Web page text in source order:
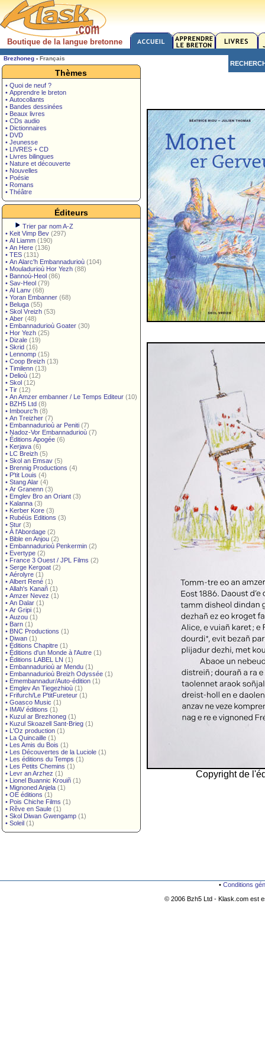
Boutique de la langue bretonne
Brezhoneg - Français
Thèmes
• Quoi de neuf ?
• Apprendre le breton
• Autocollants
• Bandes dessinées
• Beaux livres
• CDs audio
• Dictionnaires
• DVD
• Jeunesse
• LIVRES + CD
• Livres bilingues
• Nature et découverte
• Nouvelles
• Poésie
• Romans
• Théâtre
Éditeurs
Trier par nom A-Z
• Keit Vimp Bev (297)
• Al Liamm (190)
• An Here (136)
• TES (131)
• An Alarc'h Embannadurioù (104)
• Mouladurioù Hor Yezh (88)
• Bannoù-Heol (86)
• Sav-Heol (79)
• Al Lanv (68)
• Yoran Embanner (68)
• Beluga (55)
• Skol Vreizh (53)
• Aber (48)
• Embannadurioù Goater (30)
• Hor Yezh (25)
• Dizale (19)
• Skrid (16)
• Lennomp (15)
• Coop Breizh (13)
• Timilenn (13)
• Delioù (12)
• Skol (12)
• Tir (12)
• An Amzer embanner / Le Temps Editeur (10)
• BZH5 Ltd (8)
• Imbourc'h (8)
• An Treizher (7)
• Embannadurioù ar Peniti (7)
• Nadoz-Vor Embannadurioù (7)
• Éditions Apogée (6)
• Kerjava (6)
• LC Breizh (5)
• Skol an Emsav (5)
• Brennig Productions (4)
• P'tit Louis (4)
• Stang Alar (4)
• Ar Granenn (3)
• Emglev Bro an Oriant (3)
• Kalanna (3)
• Kerber Kore (3)
• Rubéüs Editions (3)
• Stur (3)
• À l'Abordage (2)
• Bible en Anjou (2)
• Embannadurioù Penkermin (2)
• Evertype (2)
• France 3 Ouest / JPL Films (2)
• Serge Kergoat (2)
• Aérolyre (1)
• Albert René (1)
• Allah's Kanañ (1)
• Amzer Nevez (1)
• An Dalar (1)
• Ar Gripi (1)
• Auzou (1)
• Barn (1)
• BNC Productions (1)
• Diwan (1)
• Éditions Chapitre (1)
• Éditions d'un Monde à l'Autre (1)
• Éditions LABEL LN (1)
• Embannadurioù ar Mendu (1)
• Embannadurioù Breizh Odyssée (1)
• Emembannadur/Auto-édition (1)
• Emglev An Tiegezhioù (1)
• Frifurch/Le P'titFureteur (1)
• Goasco Music (1)
• IMAV éditions (1)
• Kuzul ar Brezhoneg (1)
• Kuzul Skoazell Sant-Brieg (1)
• L'Oz production (1)
• La Quincaille (1)
• Les Amis du Bois (1)
• Les Découvertes de la Luciole (1)
• Les éditions du Temps (1)
• Les Petits Chemins (1)
• Levr an Arzhez (1)
• Lionel Buannic Krouiñ (1)
• Mignoned Anjela (1)
• OE éditions (1)
• Pois Chiche Films (1)
• Rêve en Saule (1)
• Skol Diwan Gwengamp (1)
• Soleil (1)
Copyright de
•Conditions
© 2006 Bzh5 Ltd - Klask.com est